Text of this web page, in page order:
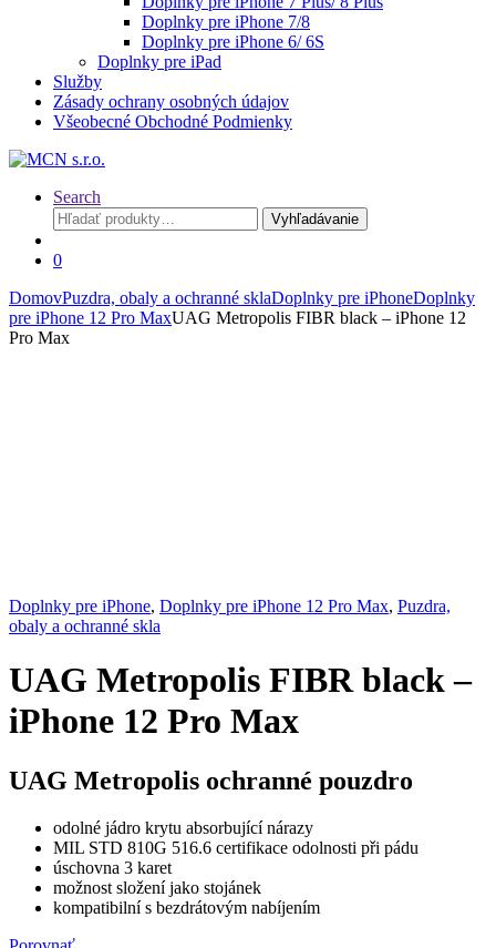
Doplnky pre iPhone 7/8
Doplnky pre iPhone 6/ 6S
Doplnky pre iPad
Služby
Zásady ochrany osobných údajov
Všeobecné Obchodné Podmienky
Search
Hľadať:
Vyhľadávanie
0
DomovPuzdra, obaly a ochranné sklaDoplnky pre iPhoneDoplnky
pre iPhone 12 Pro MaxUAG Metropolis FIBR black – iPhone 12
Pro Max
Doplnky pre iPhone, Doplnky pre iPhone 12 Pro Max, Puzdra,
obaly a ochranné skla
UAG Metropolis FIBR black –
iPhone 12 Pro Max
UAG Metropolis ochranné pouzdro
odolné jádro krytu absorbující nárazy
MIL STD 810G 516.6 certifikace odolnosti při pádu
úschovna 3 karet
možnost složení jako stojánek
kompatibilní s bezdrátovým nabíjením